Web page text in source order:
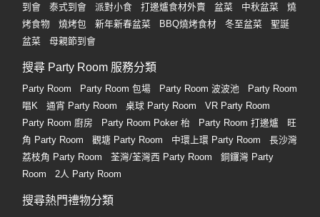
到會
泰式到會 派對小食 打邊爐食材外賣 盆菜 中秋盆菜
燒
烤食物
燒烤包 新年新春盆菜 BBQ燒烤食材 冬至盆菜
聖誕
盆菜
母親節到會
搜尋 Party Room 服務分類
Party Room Party Room 包場 Party Room 波波池
Party Room
唱K
通宵 Party Room 桌球 Party Room
VR Party Room
Party Room 廚房
Party Room Poker 枱 Party Room 打邊爐
旺
角 Party Room
觀塘 Party Room 中環上環 Party Room
長沙灣
荔枝角 Party Room
荃灣/荃灣西 Party Room
銅鑼灣 Party
Room
2人 Party Room
搜尋熱門禮物分類